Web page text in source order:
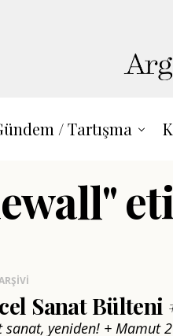
/ Tartışma
Sanat Bülteni
sanat, yeniden! + Mamut